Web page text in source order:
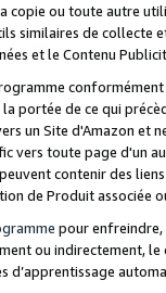
copie ou toute autre
similaires de
et le Contenu
portée de ce qui
un Site d'Amazon et
vers toute page d'un
contenir des
de Produit associée
pour
ou indirectement,
d’apprentissage